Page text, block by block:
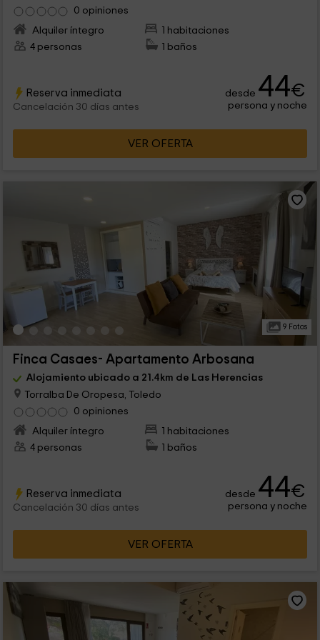
0 opiniones
Alquiler íntegro
1 habitaciones
4 personas
1 baños
Reserva inmediata
Cancelación 30 días antes
desde 44€
persona y noche
VER OFERTA
9 Fotos
Finca Casaes- Apartamento Arbosana
Alojamiento ubicado a 21.4km de Las Herencias
Torralba De Oropesa, Toledo
0 opiniones
Alquiler íntegro
1 habitaciones
4 personas
1 baños
Reserva inmediata
Cancelación 30 días antes
desde 44€
persona y noche
VER OFERTA